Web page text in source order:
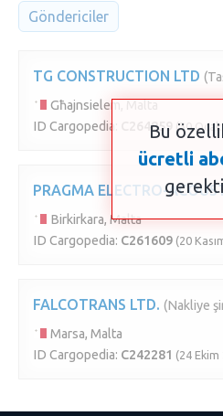
Göndericiler
TG CONSTRUCTION LTD
Għajnsielem, Malta
ID Cargopedia:
C264859 (30
PRAGMA ELECTRO-
Birkirkara, Malta
ID Cargopedia: C261609 (20
FALCOTRANS LTD. (Nakliye
Marsa, Malta
ID Cargopedia: C242281 (24
Bu
ücretli